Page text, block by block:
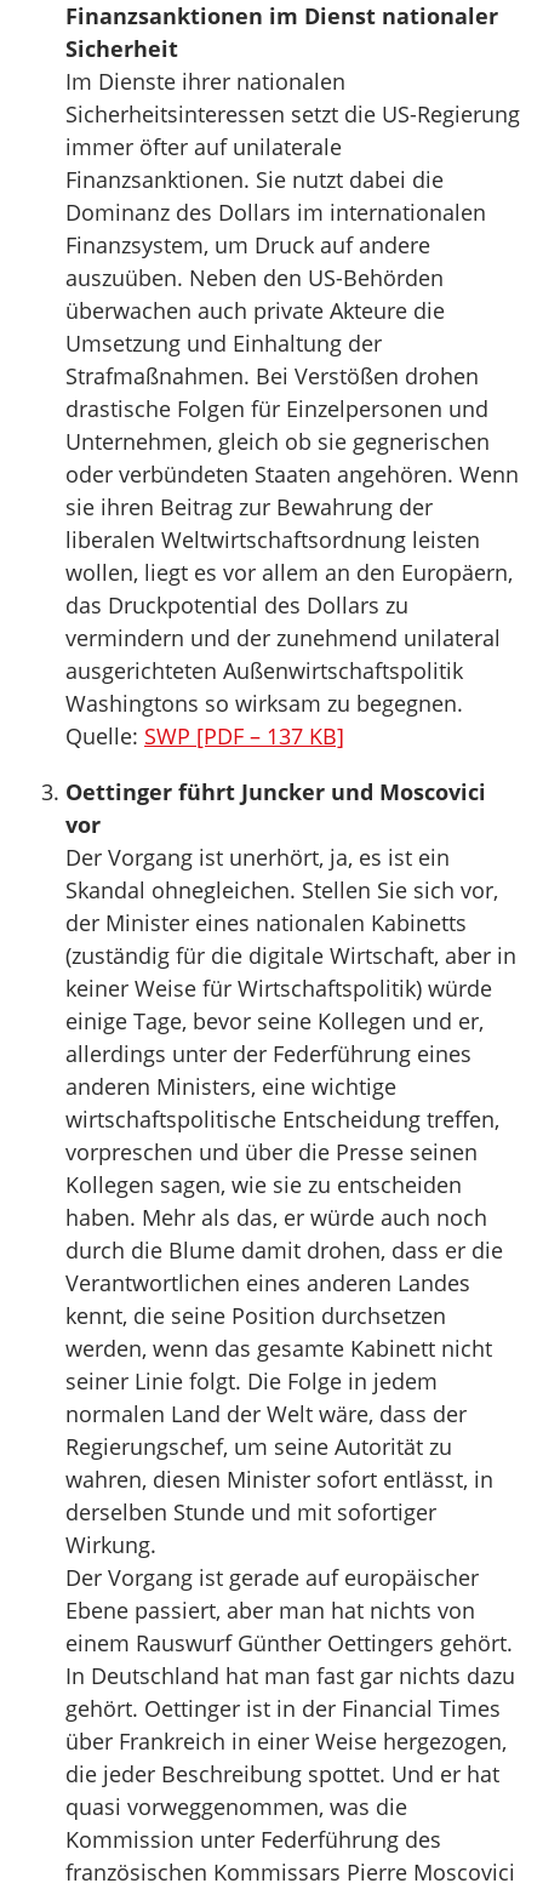
Finanzsanktionen im Dienst nationaler
Sicherheit
Im Dienste ihrer nationalen
Sicherheitsinteressen setzt die US-Regierung
immer öfter auf unilaterale
Finanzsanktionen. Sie nutzt dabei die
Dominanz des Dollars im internationalen
Finanzsystem, um Druck auf andere
auszuüben. Neben den US-Behörden
überwachen auch private Akteure die
Umsetzung und Einhaltung der
Strafmaßnahmen. Bei Verstößen drohen
drastische Folgen für Einzelpersonen und
Unternehmen, gleich ob sie gegnerischen
oder verbündeten Staaten angehören. Wenn
sie ihren Beitrag zur Bewahrung der
liberalen Weltwirtschaftsordnung leisten
wollen, liegt es vor allem an den Europäern,
das Druckpotential des Dollars zu
vermindern und der zunehmend unilateral
ausgerichteten Außenwirtschaftspolitik
Washingtons so wirksam zu begegnen.
Quelle: SWP [PDF – 137 KB]
Oettinger führt Juncker und Moscovici
vor
Der Vorgang ist unerhört, ja, es ist ein
Skandal ohnegleichen. Stellen Sie sich vor,
der Minister eines nationalen Kabinetts
(zuständig für die digitale Wirtschaft, aber in
keiner Weise für Wirtschaftspolitik) würde
einige Tage, bevor seine Kollegen und er,
allerdings unter der Federführung eines
anderen Ministers, eine wichtige
wirtschaftspolitische Entscheidung treffen,
vorpreschen und über die Presse seinen
Kollegen sagen, wie sie zu entscheiden
haben. Mehr als das, er würde auch noch
durch die Blume damit drohen, dass er die
Verantwortlichen eines anderen Landes
kennt, die seine Position durchsetzen
werden, wenn das gesamte Kabinett nicht
seiner Linie folgt. Die Folge in jedem
normalen Land der Welt wäre, dass der
Regierungschef, um seine Autorität zu
wahren, diesen Minister sofort entlässt, in
derselben Stunde und mit sofortiger
Wirkung.
Der Vorgang ist gerade auf europäischer
Ebene passiert, aber man hat nichts von
einem Rauswurf Günther Oettingers gehört.
In Deutschland hat man fast gar nichts dazu
gehört. Oettinger ist in der Financial Times
über Frankreich in einer Weise hergezogen,
die jeder Beschreibung spottet. Und er hat
quasi vorweggenommen, was die
Kommission unter Federführung des
französischen Kommissars Pierre Moscovici